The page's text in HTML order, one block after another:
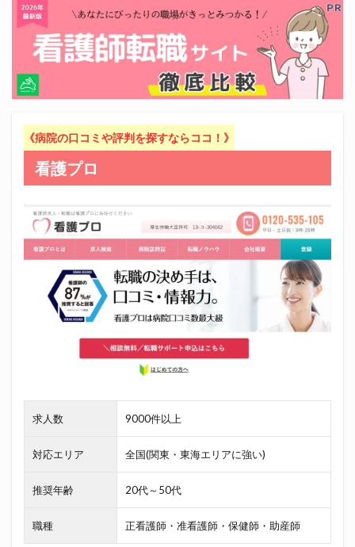
《病院の口コミや評判を探すならココ！》
看護プロ
求人数 9000件以上
対応エリア 全国(関東・東海エリアに強い)
推奨年齢 20代～50代
職種 正看護師・准看護師・保健師・助産師